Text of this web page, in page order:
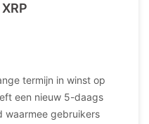
termijn in winst op
een nieuw 5-daags
waarmee gebruikers